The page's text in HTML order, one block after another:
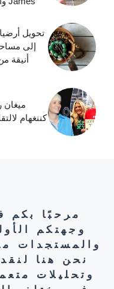
تحويل
إلى
أنيقة
ميغان
كننغهام
مرحبًا بكم
وجهتكم
والمستجدات
نحن هنا
وتحليلات